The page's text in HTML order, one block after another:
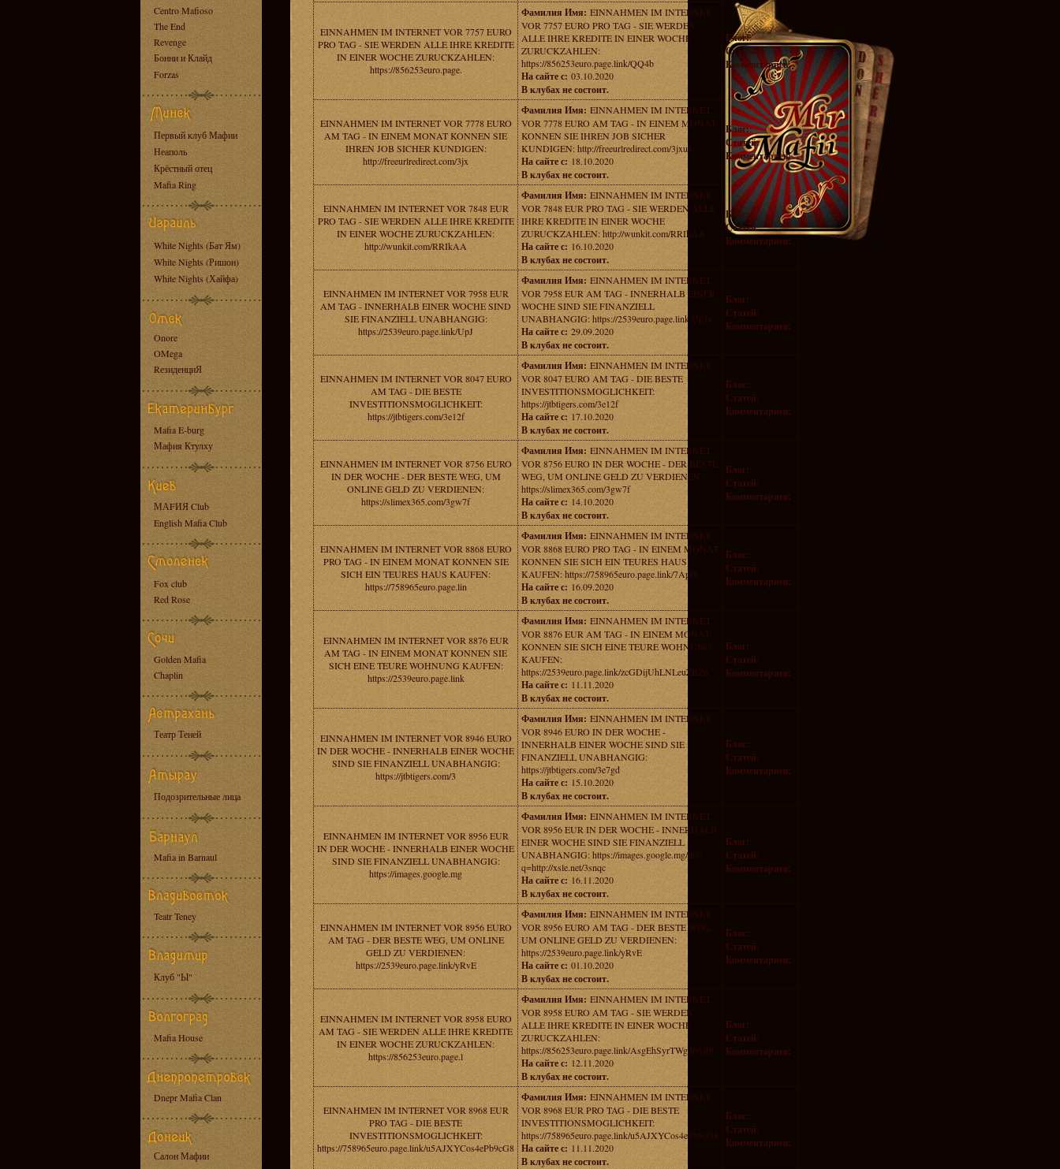
Centro Mafioso
The End
Revenge
Бонни и Клайд
Forzas
Первый клуб Мафии
Неаполь
Крёстный отец
Mafia Ring
White Nights (Бат Ям)
White Nights (Ришон)
White Nights (Хайфа)
Onore
OMega
RезиденциЯ
Mafia E-burg
Мафия Ктулху
МАFИЯ Club
English Mafia Club
Fox club
Red Rose
Golden Mafia
Chaplin
Театр Теней
Подозрительные лица
Mafia in Barnaul
Teatr Teney
Клуб "Ы"
Mafia House
Dnepr Mafia Clan
Салон Мафии
EINNAHMEN IM INTERNET VOR 7757 EURO
PRO TAG - SIE WERDEN ALLE IHRE KREDITE
IN EINER WOCHE ZURUCKZAHLEN:
https://856253euro.page.
Фамилия Имя: EINNAHMEN IM INTERNET
VOR 7757 EURO PRO TAG - SIE WERDEN
ALLE IHRE KREDITE IN EINER WOCHE
ZURUCKZAHLEN:
https://856253euro.page.link/QQ4b
На сайте с: 03.10.2020
В клубах не состоит.
Блог::
Статей:
Комментариев:
EINNAHMEN IM INTERNET VOR 7778 EURO
AM TAG - IN EINEM MONAT KONNEN SIE
IHREN JOB SICHER KUNDIGEN:
http://freeurlredirect.com/3jx
Фамилия Имя: EINNAHMEN IM INTERNET
VOR 7778 EURO AM TAG - IN EINEM MONAT
KONNEN SIE IHREN JOB SICHER
KUNDIGEN: http://freeurlredirect.com/3jxux
На сайте с: 18.10.2020
В клубах не состоит.
Блог::
Статей:
Комментариев:
EINNAHMEN IM INTERNET VOR 7848 EUR
PRO TAG - SIE WERDEN ALLE IHRE KREDITE
IN EINER WOCHE ZURUCKZAHLEN:
http://wunkit.com/RRIkAA
Фамилия Имя: EINNAHMEN IM INTERNET
VOR 7848 EUR PRO TAG - SIE WERDEN ALLE
IHRE KREDITE IN EINER WOCHE
ZURUCKZAHLEN: http://wunkit.com/RRIkAA
На сайте с: 16.10.2020
В клубах не состоит.
Блог::
Статей:
Комментариев:
EINNAHMEN IM INTERNET VOR 7958 EUR
AM TAG - INNERHALB EINER WOCHE SIND
SIE FINANZIELL UNABHANGIG:
https://2539euro.page.link/UpJ
Фамилия Имя: EINNAHMEN IM INTERNET
VOR 7958 EUR AM TAG - INNERHALB EINER
WOCHE SIND SIE FINANZIELL
UNABHANGIG: https://2539euro.page.link/UpJv
На сайте с: 29.09.2020
В клубах не состоит.
Блог::
Статей:
Комментариев:
EINNAHMEN IM INTERNET VOR 8047 EURO
AM TAG - DIE BESTE
INVESTITIONSMOGLICHKEIT:
https://jtbtigers.com/3e12f
Фамилия Имя: EINNAHMEN IM INTERNET
VOR 8047 EURO AM TAG - DIE BESTE
INVESTITIONSMOGLICHKEIT:
https://jtbtigers.com/3e12f
На сайте с: 17.10.2020
В клубах не состоит.
Блог::
Статей:
Комментариев:
EINNAHMEN IM INTERNET VOR 8756 EURO
IN DER WOCHE - DER BESTE WEG, UM
ONLINE GELD ZU VERDIENEN:
https://slimex365.com/3gw7f
Фамилия Имя: EINNAHMEN IM INTERNET
VOR 8756 EURO IN DER WOCHE - DER BESTE
WEG, UM ONLINE GELD ZU VERDIENEN:
https://slimex365.com/3gw7f
На сайте с: 14.10.2020
В клубах не состоит.
Блог::
Статей:
Комментариев:
EINNAHMEN IM INTERNET VOR 8868 EURO
PRO TAG - IN EINEM MONAT KONNEN SIE
SICH EIN TEURES HAUS KAUFEN:
https://758965euro.page.lin
Фамилия Имя: EINNAHMEN IM INTERNET
VOR 8868 EURO PRO TAG - IN EINEM MONAT
KONNEN SIE SICH EIN TEURES HAUS
KAUFEN: https://758965euro.page.link/7ApD
На сайте с: 16.09.2020
В клубах не состоит.
Блог::
Статей:
Комментариев:
EINNAHMEN IM INTERNET VOR 8876 EUR
AM TAG - IN EINEM MONAT KONNEN SIE
SICH EINE TEURE WOHNUNG KAUFEN:
https://2539euro.page.link
Фамилия Имя: EINNAHMEN IM INTERNET
VOR 8876 EUR AM TAG - IN EINEM MONAT
KONNEN SIE SICH EINE TEURE WOHNUNG
KAUFEN:
https://2539euro.page.link/zcGDijUhLNLeuZBZ6
На сайте с: 11.11.2020
В клубах не состоит.
Блог::
Статей:
Комментариев:
EINNAHMEN IM INTERNET VOR 8946 EURO
IN DER WOCHE - INNERHALB EINER WOCHE
SIND SIE FINANZIELL UNABHANGIG:
https://jtbtigers.com/3
Фамилия Имя: EINNAHMEN IM INTERNET
VOR 8946 EURO IN DER WOCHE -
INNERHALB EINER WOCHE SIND SIE
FINANZIELL UNABHANGIG:
https://jtbtigers.com/3e7gd
На сайте с: 15.10.2020
В клубах не состоит.
Блог::
Статей:
Комментариев:
EINNAHMEN IM INTERNET VOR 8956 EUR
IN DER WOCHE - INNERHALB EINER WOCHE
SIND SIE FINANZIELL UNABHANGIG:
https://images.google.mg
Фамилия Имя: EINNAHMEN IM INTERNET
VOR 8956 EUR IN DER WOCHE - INNERHALB
EINER WOCHE SIND SIE FINANZIELL
UNABHANGIG: https://images.google.mg/url?
q=http://xsle.net/3snqc
На сайте с: 16.11.2020
В клубах не состоит.
Блог::
Статей:
Комментариев:
EINNAHMEN IM INTERNET VOR 8956 EURO
AM TAG - DER BESTE WEG, UM ONLINE
GELD ZU VERDIENEN:
https://2539euro.page.link/yRvE
Фамилия Имя: EINNAHMEN IM INTERNET
VOR 8956 EURO AM TAG - DER BESTE WEG,
UM ONLINE GELD ZU VERDIENEN:
https://2539euro.page.link/yRvE
На сайте с: 01.10.2020
В клубах не состоит.
Блог::
Статей:
Комментариев:
EINNAHMEN IM INTERNET VOR 8958 EURO
AM TAG - SIE WERDEN ALLE IHRE KREDITE
IN EINER WOCHE ZURUCKZAHLEN:
https://856253euro.page.l
Фамилия Имя: EINNAHMEN IM INTERNET
VOR 8958 EURO AM TAG - SIE WERDEN
ALLE IHRE KREDITE IN EINER WOCHE
ZURUCKZAHLEN:
https://856253euro.page.link/AsgEhSyrTWgd68zf8
На сайте с: 12.11.2020
В клубах не состоит.
Блог::
Статей:
Комментариев:
EINNAHMEN IM INTERNET VOR 8968 EUR
PRO TAG - DIE BESTE
INVESTITIONSMOGLICHKEIT:
https://758965euro.page.link/u5AJXYCos4ePb9cG8
Фамилия Имя: EINNAHMEN IM INTERNET
VOR 8968 EUR PRO TAG - DIE BESTE
INVESTITIONSMOGLICHKEIT:
https://758965euro.page.link/u5AJXYCos4ePb9cG8
На сайте с: 11.11.2020
В клубах не состоит.
Блог::
Статей:
Комментариев: